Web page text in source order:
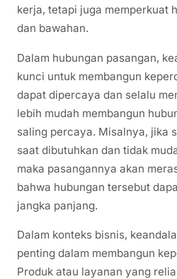
kerja, tetapi juga memperkuat
dan bawahan.
Dalam hubungan pasangan,
kunci untuk membangun
dapat dipercaya dan selalu
lebih mudah membangun
saling percaya. Misalnya, jika
saat dibutuhkan dan tidak
maka pasangannya akan
bahwa hubungan tersebut
jangka panjang.
Dalam konteks bisnis,
penting dalam membangun
Produk atau layanan yang